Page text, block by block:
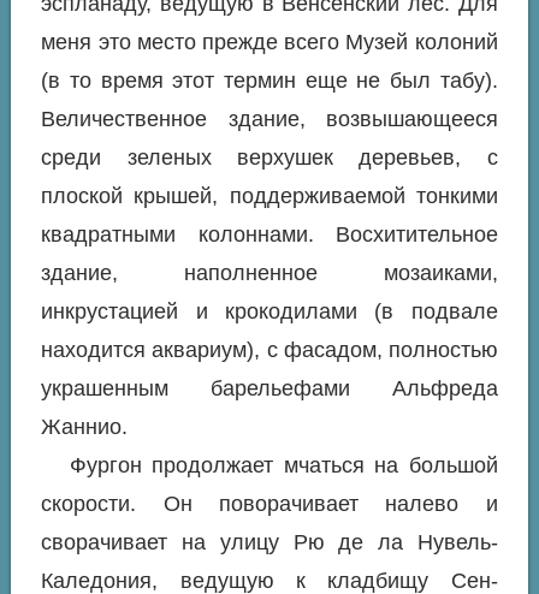
меня это место прежде всего Музей колоний
(в то время этот термин еще не был табу).
Величественное здание, возвышающееся
среди зеленых верхушек деревьев, с
плоской крышей, поддерживаемой тонкими
квадратными колоннами. Восхитительное
здание, наполненное мозаиками,
инкрустацией и крокодилами (в подвале
находится аквариум), с фасадом, полностью
украшенным барельефами Альфреда
Жаннио.
Фургон продолжает мчаться на большой
скорости. Он поворачивает налево и
сворачивает на улицу Рю де ла Нувель-
Каледония, ведущую к кладбищу Сен-